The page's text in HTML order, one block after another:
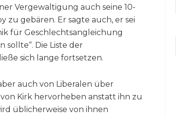
Vergewaltigung auch seine 10-
zu gebären. Er sagte auch, er sei
für Geschlechtsangleichung
sollte“. Die Liste der
sich lange fortsetzen.
auch von Liberalen über
Kirk hervorheben anstatt ihn zu
üblicherweise von ihnen